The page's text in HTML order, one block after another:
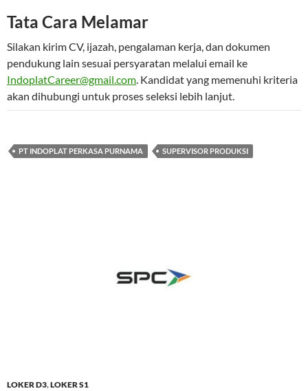
Tata Cara Melamar
Silakan kirim CV, ijazah, pengalaman kerja, dan dokumen
pendukung lain sesuai persyaratan melalui email ke
IndoplatCareer@gmail.com. Kandidat yang memenuhi kriteria
akan dihubungi untuk proses seleksi lebih lanjut.
PT INDOPLAT PERKASA PURNAMA SUPERVISOR PRODUKSI
LOKER D3,LOKER S1